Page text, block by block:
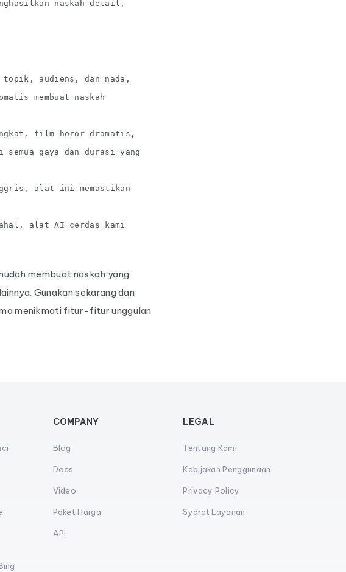
naskah detail,
topik, audiens, dan nada,
membuat naskah
film horor dramatis,
gaya dan durasi yang
alat ini memastikan
alat AI cerdas kami
membuat naskah yang
Gunakan sekarang dan
menikmati fitur-fitur unggulan
COMPANY
Blog
Docs
Video
Paket Harga
API
LEGAL
Tentang Kami
Kebijakan Penggunaan
Privacy Policy
Syarat Layanan